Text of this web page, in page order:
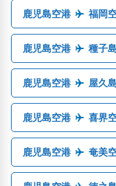
鹿児島空港 福岡
鹿児島空港 種子
鹿児島空港 屋久
鹿児島空港 喜界
鹿児島空港 奄美